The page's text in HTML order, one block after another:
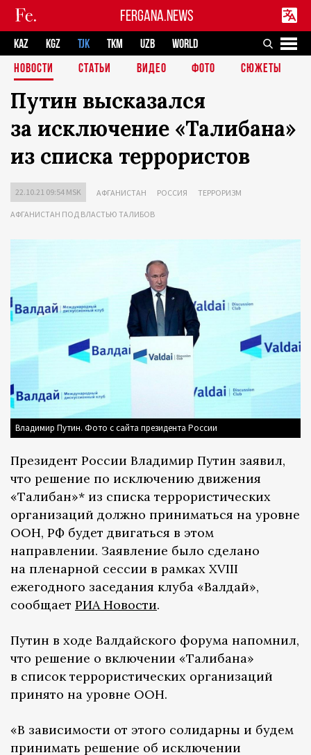
FERGANA.NEWS
KAZ KGZ TJK TKM UZB
WORLD
НОВОСТИ
СТАТЬИ ВИДЕО ФОТО СЮЖЕТЫ
Путин высказался
за исключение «Талибана»
из списка террористов
22.10.21 09:54 MSK АФГАНИСТАН РОССИЯ ТЕРРОРИЗМ
АФГАНИСТАН ПОД ВЛАСТЬЮ ТАЛИБОВ
Владимир Путин. Фото с сайта президента России
Президент России Владимир Путин заявил,
что решение по исключению движения
«Талибан»* из списка террористических
организаций должно приниматься на уровне
ООН, РФ будет двигаться в этом
направлении. Заявление было сделано
на пленарной сессии в рамках XVIII
ежегодного заседания клуба «Валдай»,
сообщает РИА Новости.
Путин в ходе Валдайского форума напомнил,
что решение о включении «Талибана»
в список террористических организаций
принято на уровне ООН.
«В зависимости от этого солидарны и будем
принимать решение об исключении